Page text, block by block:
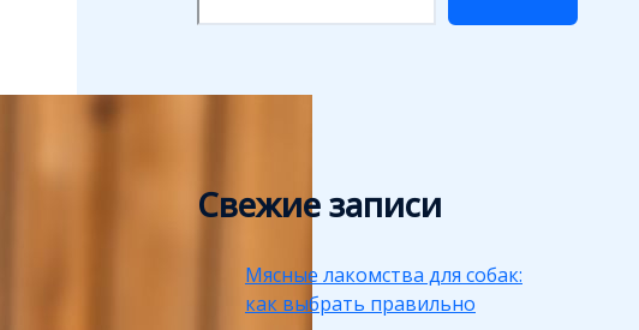
Свежие записи
Мясные лакомства для собак:
как выбрать правильно